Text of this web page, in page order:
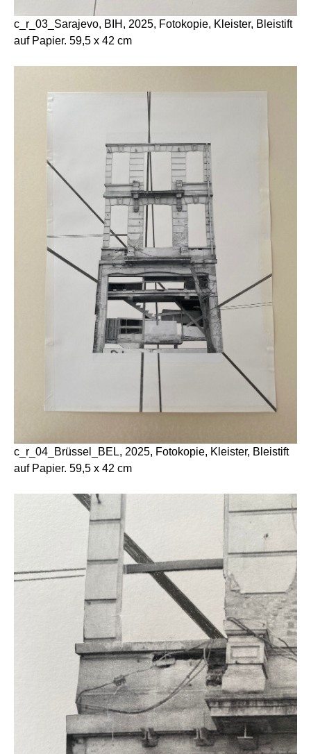
c_r_03_Sarajevo, BIH, 2025, Fotokopie, Kleister, Bleistift
auf Papier. 59,5 x 42 cm
c_r_04_Brüssel_BEL, 2025, Fotokopie, Kleister, Bleistift
auf Papier. 59,5 x 42 cm